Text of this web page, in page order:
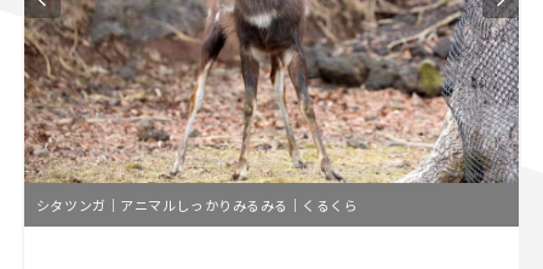
シタツンガ｜アニマルしっかりみるみる｜くるくら